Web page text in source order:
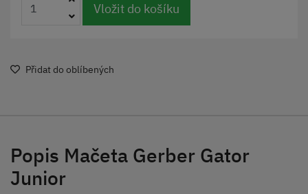
Vložit do košíku
Přidat do oblíbených
Popis Mačeta Gerber Gator
Junior